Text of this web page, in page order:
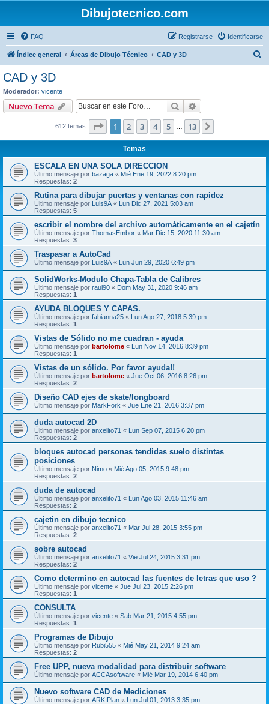
Dibujotecnico.com
FAQ Identificarse
Registrarse
Índice general Áreas de Dibujo Técnico CAD y 3D
CAD y 3D
Moderador: vicente
Nuevo Tema Buscar
612 temas Página de 13
1 2 3 4 5 13
Temas
ESCALA EN UNA SOLA DIRECCION
Último mensaje por bazaga « Mié Ene 19, 2022 8:20 pm
Respuestas: 2
Rutina para dibujar puertas y ventanas con rapidez
Último mensaje por Luis9A « Lun Dic 27, 2021 5:03 am
Respuestas: 5
escribir el nombre del archivo automáticamente en el cajetín
Último mensaje por ThomasEmbor « Mar Dic 15, 2020 11:30 am
Respuestas: 3
Traspasar a AutoCad
Último mensaje por Luis9A « Lun Jun 29, 2020 6:49 pm
SolidWorks-Modulo Chapa-Tabla de Calibres
Último mensaje por raul90 « Dom May 31, 2020 9:46 am
Respuestas: 1
AYUDA BLOQUES Y CAPAS.
Último mensaje por fabianna25 « Lun Ago 27, 2018 5:39 pm
Respuestas: 1
Vistas de Sólido no me cuadran - ayuda
Último mensaje por bartolome « Lun Nov 14, 2016 8:39 pm
Respuestas: 1
Vistas de un sólido. Por favor ayuda!!
Último mensaje por bartolome « Jue Oct 06, 2016 8:26 pm
Respuestas: 2
Diseño CAD ejes de skate/longboard
Último mensaje por MarkFork « Jue Ene 21, 2016 3:37 pm
duda autocad 2D
Último mensaje por anxelito71 « Lun Sep 07, 2015 6:20 pm
Respuestas: 2
bloques autocad personas tendidas suelo distintas
posiciones
Último mensaje por Nimo « Mié Ago 05, 2015 9:48 pm
Respuestas: 2
duda de autocad
Último mensaje por anxelito71 « Lun Ago 03, 2015 11:46 am
Respuestas: 2
cajetin en dibujo tecnico
Último mensaje por anxelito71 « Mar Jul 28, 2015 3:55 pm
Respuestas: 2
sobre autocad
Último mensaje por anxelito71 « Vie Jul 24, 2015 3:31 pm
Respuestas: 2
Como determino en autocad las fuentes de letras que uso ?
Último mensaje por vicente « Jue Jul 23, 2015 2:26 pm
Respuestas: 1
CONSULTA
Último mensaje por vicente « Sab Mar 21, 2015 4:55 pm
Respuestas: 1
Programas de Dibujo
Último mensaje por Rubi555 « Mié May 21, 2014 9:24 am
Respuestas: 2
Free UPP, nueva modalidad para distribuir software
Último mensaje por ACCAsoftware « Mié Mar 19, 2014 6:40 pm
Nuevo software CAD de Mediciones
Último mensaje por ARKIPlan « Lun Jul 01, 2013 3:35 pm